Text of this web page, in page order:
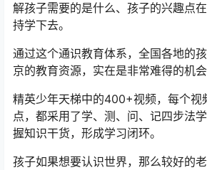
解孩子需要的是什么、孩子的兴趣点
持学下去。
通过这个通识教育体系，全国各地的
京的教育资源，实在是非常难得的机会
精英少年天梯中的400+视频，每个视
点，都采用了学、测、问、记四步法
握知识干货，形成学习闭环。
孩子如果想要认识世界，那么较好的